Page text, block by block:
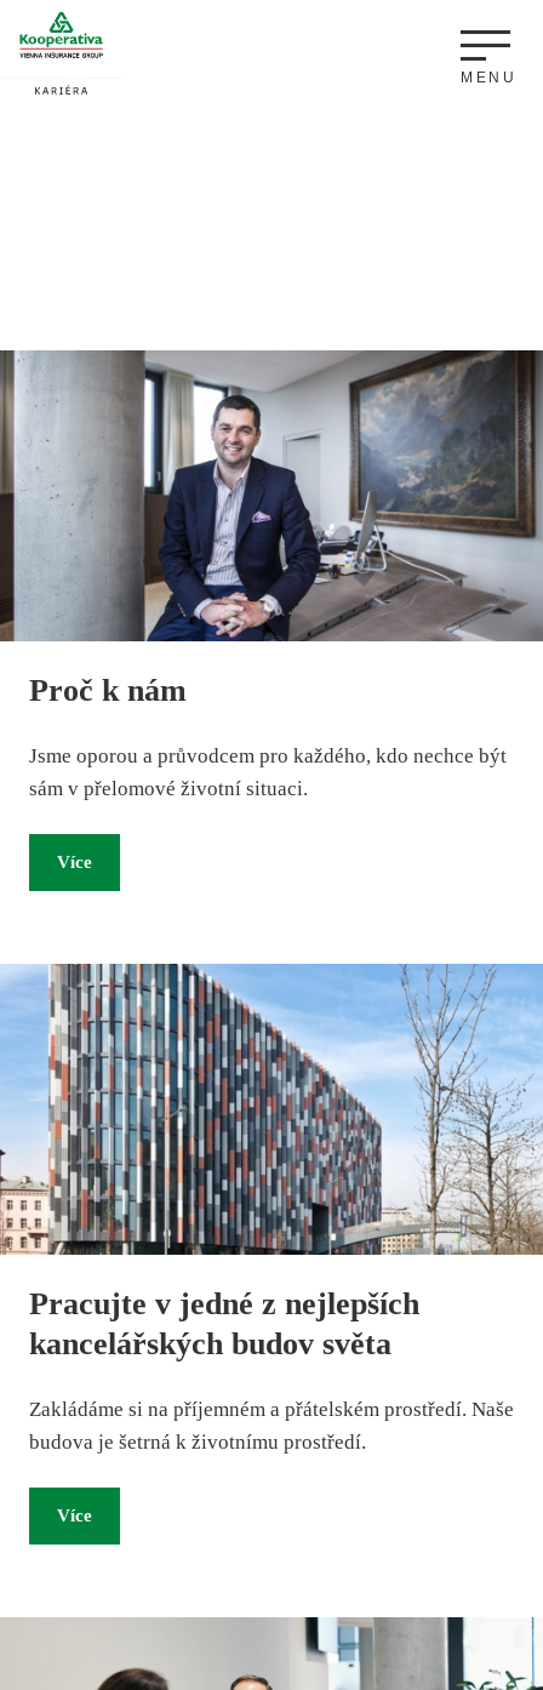
Proč k nám
Jsme oporou a průvodcem pro každého, kdo nechce být
sám v přelomové životní situaci.
Více
Pracujte v jedné z nejlepších
kancelářských budov světa
Zakládáme si na příjemném a přátelském prostředí. Naše
budova je šetrná k životnímu prostředí.
Více